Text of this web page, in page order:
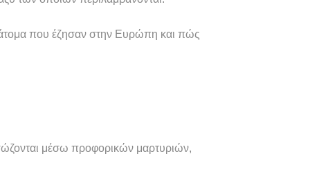
που έζησαν στην Ευρώπη και πώς
μέσω προφορικών μαρτυριών,